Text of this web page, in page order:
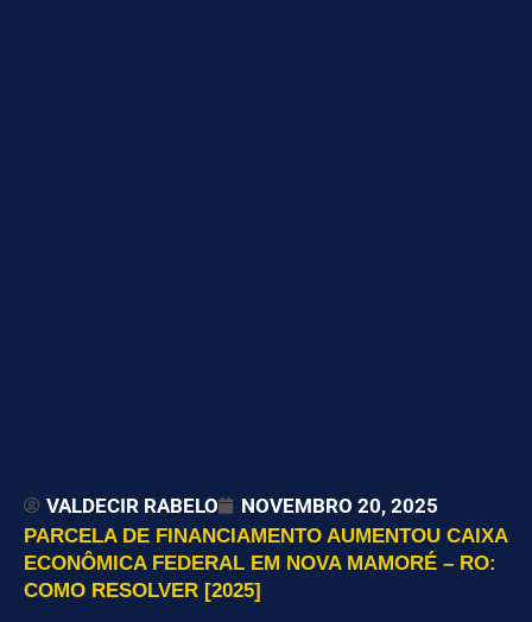
VALDECIR RABELO NOVEMBRO 20, 2025
PARCELA DE FINANCIAMENTO AUMENTOU CAIXA
ECONÔMICA FEDERAL EM NOVA MAMORÉ – RO:
COMO RESOLVER [2025]